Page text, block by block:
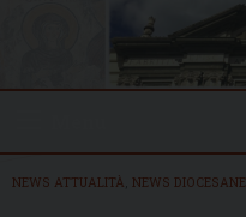
NEWS ATTUALITÀ NEWS DIOCESANE